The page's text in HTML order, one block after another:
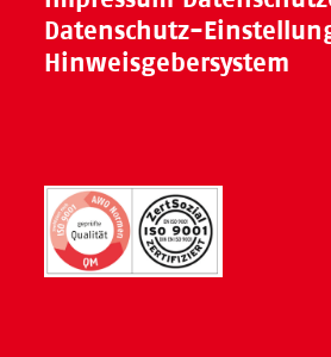
Datenschutz-
Hinweisgebersystem